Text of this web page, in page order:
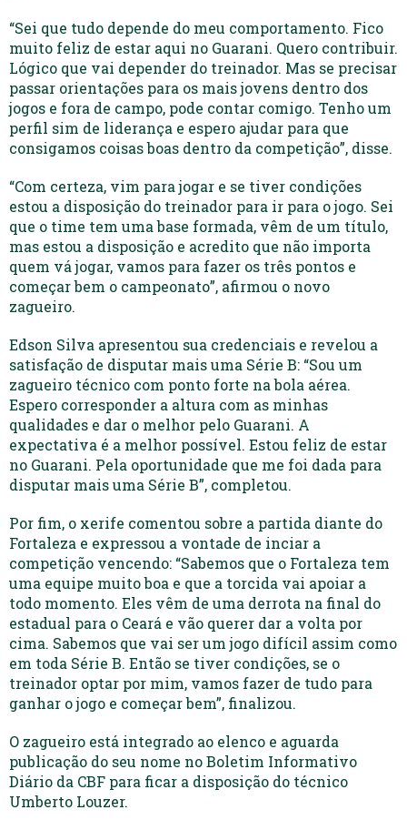
“Sei que tudo depende do meu comportamento. Fico
muito feliz de estar aqui no Guarani. Quero contribuir.
Lógico que vai depender do treinador. Mas se precisar
passar orientações para os mais jovens dentro dos
jogos e fora de campo, pode contar comigo. Tenho um
perfil sim de liderança e espero ajudar para que
consigamos coisas boas dentro da competição”, disse.
“Com certeza, vim para jogar e se tiver condições
estou a disposição do treinador para ir para o jogo. Sei
que o time tem uma base formada, vêm de um título,
mas estou a disposição e acredito que não importa
quem vá jogar, vamos para fazer os três pontos e
começar bem o campeonato”, afirmou o novo
zagueiro.
Edson Silva apresentou sua credenciais e revelou a
satisfação de disputar mais uma Série B: “Sou um
zagueiro técnico com ponto forte na bola aérea.
Espero corresponder a altura com as minhas
qualidades e dar o melhor pelo Guarani. A
expectativa é a melhor possível. Estou feliz de estar
no Guarani. Pela oportunidade que me foi dada para
disputar mais uma Série B”, completou.
Por fim, o xerife comentou sobre a partida diante do
Fortaleza e expressou a vontade de inciar a
competição vencendo: “Sabemos que o Fortaleza tem
uma equipe muito boa e que a torcida vai apoiar a
todo momento. Eles vêm de uma derrota na final do
estadual para o Ceará e vão querer dar a volta por
cima. Sabemos que vai ser um jogo difícil assim como
em toda Série B. Então se tiver condições, se o
treinador optar por mim, vamos fazer de tudo para
ganhar o jogo e começar bem”, finalizou.
O zagueiro está integrado ao elenco e aguarda
publicação do seu nome no Boletim Informativo
Diário da CBF para ficar a disposição do técnico
Umberto Louzer.